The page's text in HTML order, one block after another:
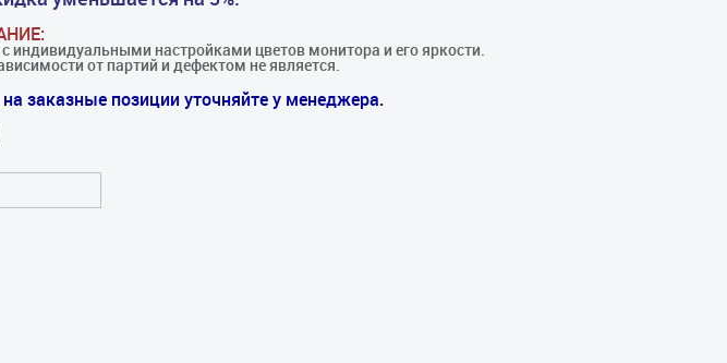
индивидуальными настройками цветов монитора и его яркости.
от партий и дефектом не является.
заказные позиции уточняйте у менеджера.